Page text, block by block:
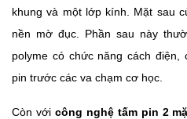
khung và một lớp kính. Mặt sau
nền mờ đục. Phần sau này
polyme có chức năng cách
pin trước các va chạm cơ học.
Còn với công nghệ tấm pin 2